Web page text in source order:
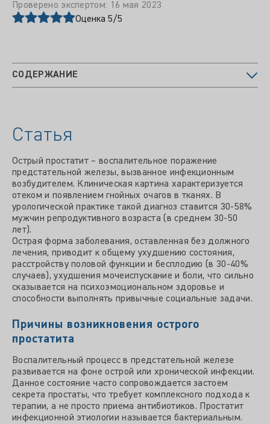
Проверено экспертом: 16 мая 2023
Оценка 5/5
СОДЕРЖАНИЕ
Статья
Острый простатит – воспалительное поражение
предстательной железы, вызванное инфекционным
возбудителем. Клиническая картина характеризуется
отеком и появлением гнойных очагов в тканях. В
урологической практике такой диагноз ставится 30-58%
мужчин репродуктивного возраста (в среднем 30-50
лет).
Острая форма заболевания, оставленная без должного
лечения, приводит к общему ухудшению состояния,
расстройству половой функции и бесплодию (в 30-40%
случаев), ухудшения мочеиспускание и боли, что сильно
сказывается на психоэмоциональном здоровье и
способности выполнять привычные социальные задачи.
Причины возникновения острого
простатита
Воспалительный процесс в предстательной железе
развивается на фоне острой или хронической инфекции.
Данное состояние часто сопровождается застоем
секрета простаты, что требует комплексного подхода к
терапии, а не просто приема антибиотиков. Простатит
инфекционной этиологии называется бактериальным.